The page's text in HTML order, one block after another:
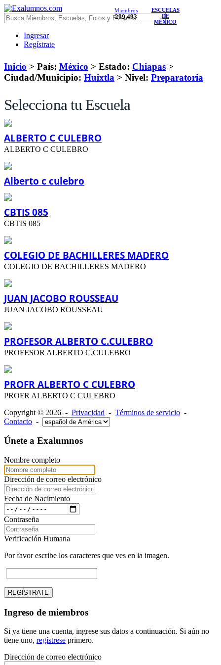
Miembros
299,493
ESCUELAS
DE
MÉXICO
Ingresar
Regístrate
Inicio > País: México > Estado: Chiapas >
Ciudad/Municipio: Huixtla > Nivel: Preparatoria
Selecciona tu Escuela
ALBERTO C CULEBRO
ALBERTO C CULEBRO
Alberto c culebro
CBTIS 085
CBTIS 085
COLEGIO DE BACHILLERES MADERO
COLEGIO DE BACHILLERES MADERO
JUAN JACOBO ROUSSEAU
JUAN JACOBO ROUSSEAU
PROFESOR ALBERTO C.CULEBRO
PROFESOR ALBERTO C.CULEBRO
PROFR ALBERTO C CULEBRO
PROFR ALBERTO C CULEBRO
Copyright © 2026 - Privacidad - Términos de servicio -
Contacto -
Únete a Exalumnos
Nombre completo
Dirección de correo electrónico
Fecha de Nacimiento
Contraseña
Verificación Humana
Por favor escribe los caracteres que ves en la imagen.
REGÍSTRATE
Ingreso de miembros
Si ya tiene una cuenta, ingrese sus datos a continuación. Si aún no
tiene uno, regístrese primero.
Dirección de correo electrónico